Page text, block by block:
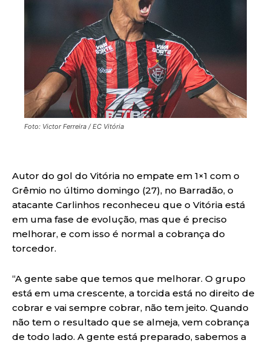
Foto: Victor Ferreira / EC Vitória
Autor do gol do Vitória no empate em 1×1 com o
Grêmio no último domingo (27), no Barradão, o
atacante Carlinhos reconheceu que o Vitória está
em uma fase de evolução, mas que é preciso
melhorar, e com isso é normal a cobrança do
torcedor.
“A gente sabe que temos que melhorar. O grupo
está em uma crescente, a torcida está no direito de
cobrar e vai sempre cobrar, não tem jeito. Quando
não tem o resultado que se almeja, vem cobrança
de todo lado. A gente está preparado, sabemos a